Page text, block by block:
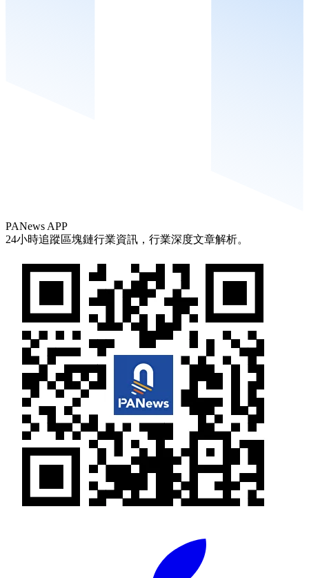
PANews APP
24小時追蹤區塊鏈行業資訊，行業深度文章解析。